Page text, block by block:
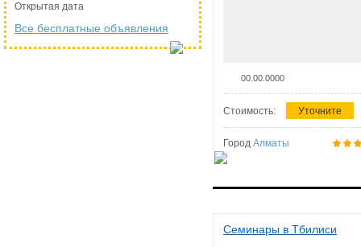
Открытая дата
Все бесплатные объявления
00.00.0000
Стоимость: Уточните
Город Алматы
Семинары в Тбилиси